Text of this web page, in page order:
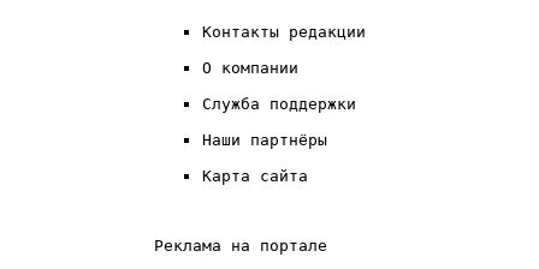
Контакты редакции
О компании
Служба поддержки
Наши партнёры
Карта сайта
Реклама на портале